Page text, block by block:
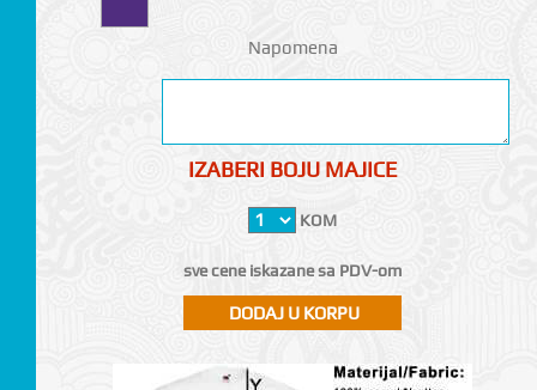
Napomena
IZABERI BOJU MAJICE
KOM
sve cene iskazane sa PDV-om